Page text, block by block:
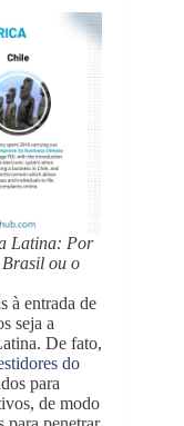
Latina: Por
Brasil ou o
à entrada de
seja a
De fato,
do
para
de modo